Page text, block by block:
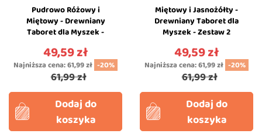
Pudrowo Różowy i
Miętowy - Drewniany
Taboret dla Myszek -
Maileg
Cena
49,59 zł
Najniższa cena:61,99 zł -20%
61,99 zł
Dodaj do
koszyka
Miętowy i Jasnożółty -
Drewniany Taboret dla
Myszek - Zestaw 2
Cena
49,59 zł
Najniższa cena:61,99 zł -20%
61,99 zł
Dodaj do
koszyka